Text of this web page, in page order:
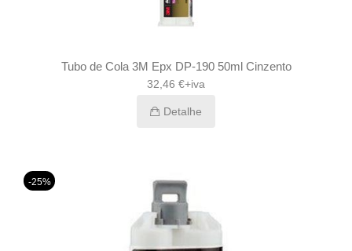
Tubo de Cola 3M Epx DP-190 50ml Cinzento
32,46 €+iva
Detalhe
-25%